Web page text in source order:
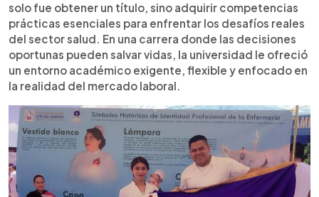
solo fue obtener un título, sino adquirir competencias
prácticas esenciales para enfrentar los desafíos reales
del sector salud. En una carrera donde las decisiones
oportunas pueden salvar vidas, la universidad le ofreció
un entorno académico exigente, flexible y enfocado en
la realidad del mercado laboral.